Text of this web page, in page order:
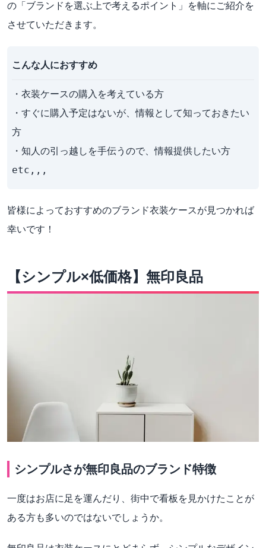
の「ブランドを選ぶ上で考えるポイント」を軸にご紹介を
させていただきます。
こんな人におすすめ
・衣装ケースの購入を考えている方
・すぐに購入予定はないが、情報として知っておきたい
方
・知人の引っ越しを手伝うので、情報提供したい方
etc,,,
皆様によっておすすめのブランド衣装ケースが見つかれば
幸いです！
【シンプル×低価格】無印良品
シンプルさが無印良品のブランド特徴
一度はお店に足を運んだり、街中で看板を見かけたことが
ある方も多いのではないでしょうか。